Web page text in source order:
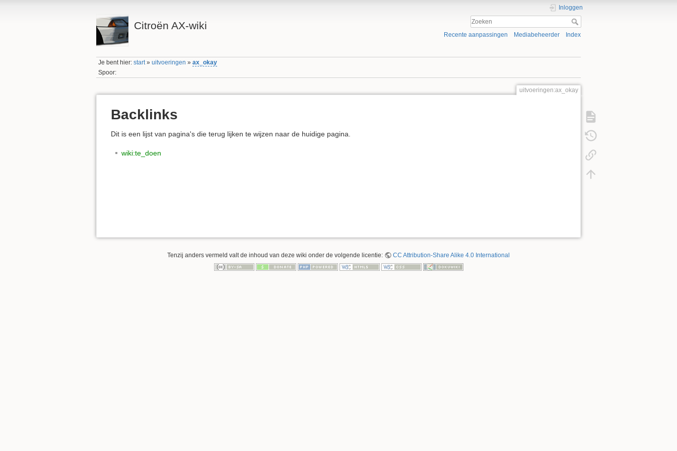
Citroën AX-wiki
Inloggen
Recente aanpassingen Mediabeheerder Index
Je bent hier:start»uitvoeringen »ax_okay
Spoor:
uitvoeringen:ax_okay
Backlinks
Dit is een lijst van pagina's die terug lijken te wijzen naar de huidige pagina.
wiki:te_doen
Tenzij anders vermeld valt de inhoud van deze wiki onder de volgende licentie: CC Attribution-Share Alike 4.0 International